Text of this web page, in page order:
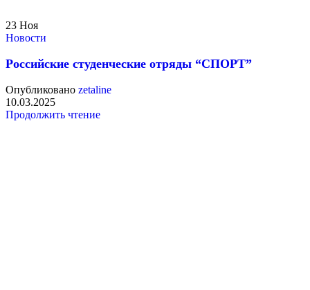
23 Ноя
Новости
Российские студенческие отряды “СПОРТ”
Опубликовано zetaline
10.03.2025
Продолжить чтение